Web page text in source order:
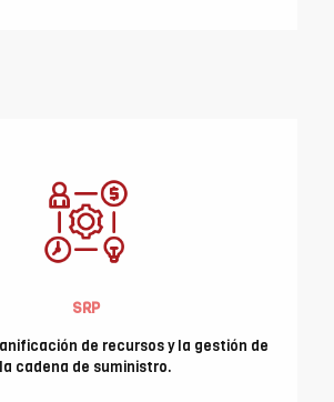
SRP
de recursos y la gestión de
la cadena de suministro.